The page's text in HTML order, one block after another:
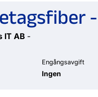
IT AB -
Engångsavgift
Ingen